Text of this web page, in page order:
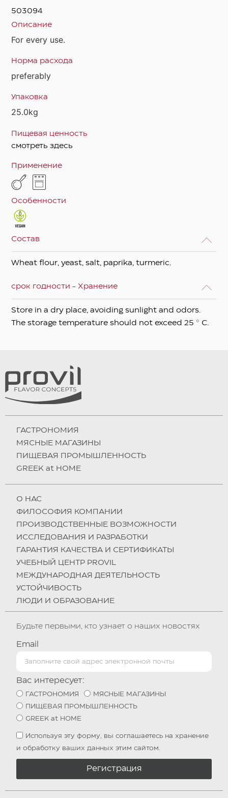
503094
Описание
For every use.
Норма расхода
preferably
Упаковка
25.0kg
Пищевая ценность
смотреть здесь
Применение
Особенности
Состав
Wheat flour, yeast, salt, paprika, turmeric.
срок годности - Хранение
Store in a dry place, avoiding sunlight and odors.
The storage temperature should not exceed 25 ° C.
ГАСТРОНОМИЯ
МЯСНЫЕ МАГАЗИНЫ
ПИЩЕВАЯ ПРОМЫШЛЕННОСТЬ
GREEK at HOME
О НAC
ФИЛОСОФИЯ КОМПАНИИ
ПРОИЗВОДСТВЕННЫЕ ВОЗМОЖНОСТИ
ИССЛЕДОВАНИЯ И РАЗРАБОТКИ
ГАРАНТИЯ КАЧЕСТВА И СЕРТИФИКАТЫ
УЧЕБНЫЙ ЦЕНТР PROVIL
МЕЖДУНАРОДНАЯ ДЕЯТЕЛЬНОСТЬ
УСТОЙЧИВОСТЬ
ЛЮДИ И ОБРАЗОВАНИЕ
Будьте первыми, кто узнает о наших новостях
Email
Вас интересует:
ГАСТРОНОМИЯ
МЯСНЫЕ МАГАЗИНЫ
ПИЩЕВАЯ ПРОМЫШЛЕННОСТЬ
GREEK at HOME
Используя эту форму, вы соглашаетесь на хранение
и обработку ваших данных этим сайтом.
Регистрация